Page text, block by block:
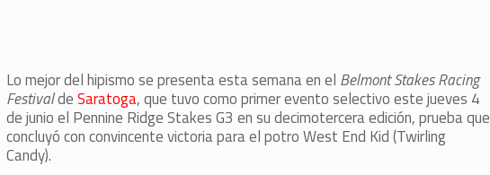
Lo mejor del hipismo se presenta esta semana en el Belmont Stakes Racing
FestivaldeSaratoga, que tuvo como primer evento selectivo este jueves 4
de junio el Pennine Ridge Stakes G3 en su decimotercera edición, prueba que
concluyó con convincente victoria para el potro West End Kid (Twirling
Candy).